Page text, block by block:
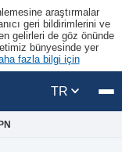
araştırmalar
geri bildirimlerini ve
gelirleri de göz önünde
bünyesinde yer
fazla bilgi için
TR